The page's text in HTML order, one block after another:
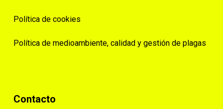
Política de cookies
Política de medioambiente, calidad y gestión de plagas
Contacto